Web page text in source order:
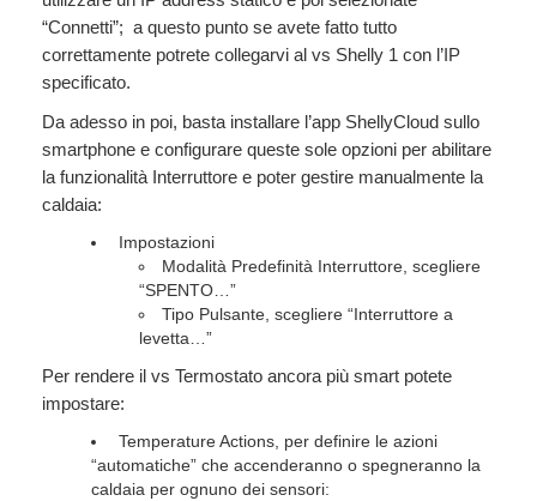
“Connetti”; a questo punto se avete fatto tutto
correttamente potrete collegarvi al vs Shelly 1 con l’IP
specificato.
Da adesso in poi, basta installare l’app ShellyCloud sullo
smartphone e configurare queste sole opzioni per abilitare
la funzionalità Interruttore e poter gestire manualmente la
caldaia:
Impostazioni
Modalità Predefinità Interruttore, scegliere
“SPENTO…”
Tipo Pulsante, scegliere “Interruttore a
levetta…”
Per rendere il vs Termostato ancora più smart potete
impostare:
Temperature Actions, per definire le azioni
“automatiche” che accenderanno o spegneranno la
caldaia per ognuno dei sensori: